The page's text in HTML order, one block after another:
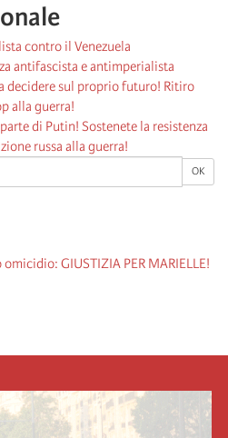
OK
GIUSTIZIA PER MARIELLE!
contro il Venezuela
antifascista e antimperialista
decidere sul proprio futuro! Ritiro
alla guerra!
di Putin! Sostenete la resistenza
russa alla guerra!